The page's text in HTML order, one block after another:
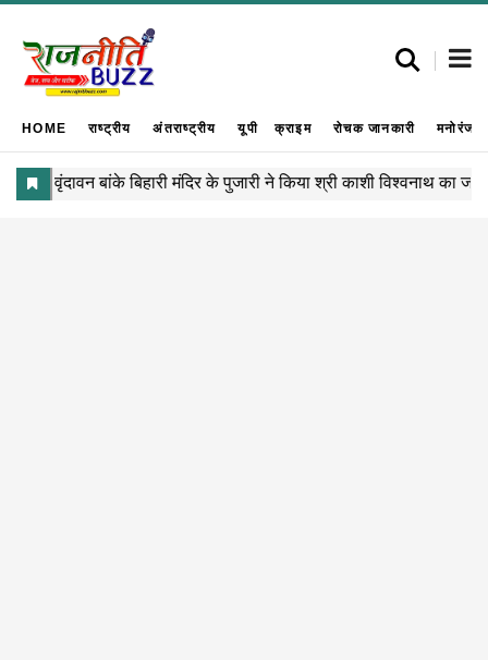
HOME राष्ट्रीय अंतराष्ट्रीय यूपी क्राइम रोचक जानकारी मनोरंजन